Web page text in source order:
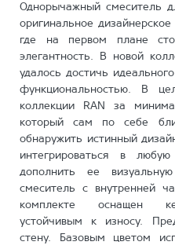
Однорычажный смеситель
оригинальное
где на первом плане
элегантность. В новой
удалось достичь
функциональностью. В
коллекции RAN за
который сам по себе
обнаружить истинный
интегрироваться в
дополнить ее
смеситель с внутренней
комплекте оснащен
устойчивым к износу.
стену. Базовым цветом